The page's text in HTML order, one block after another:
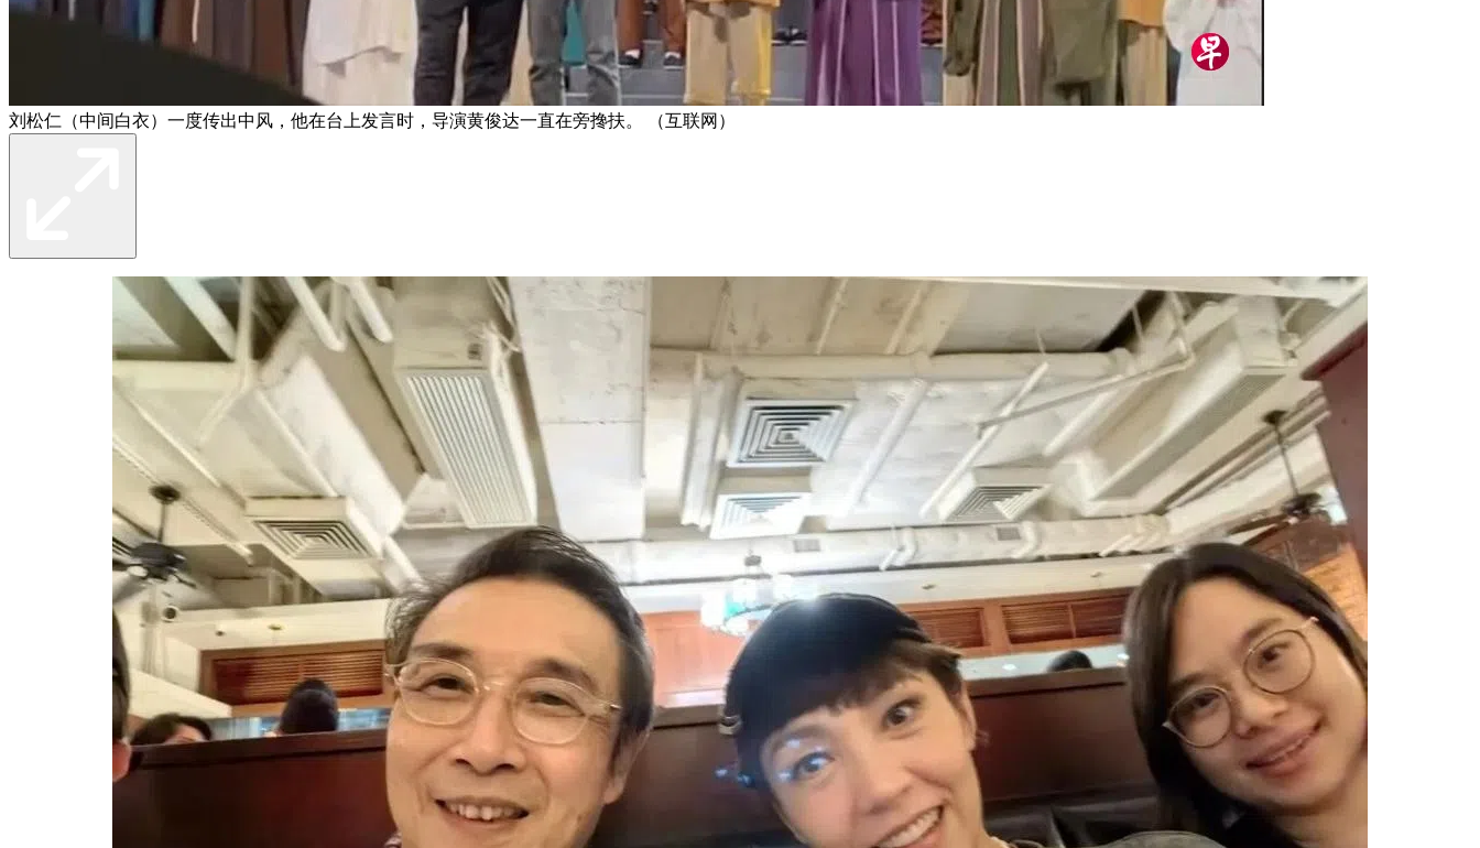
刘松仁（中间白衣）一度传出中风，他在台上发言时，导演黄俊达一直在旁搀扶。 （互联网）